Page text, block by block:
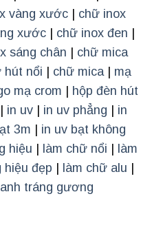
vàng xước | chữ inox
xước | chữ inox đen |
sáng chân | chữ mica
hút nổi | chữ mica | mạ
mạ crom | hộp đèn hút
| in uv | in uv phẳng | in
3m | in uv bạt không
hiệu | làm chữ nổi | làm
hiệu đẹp | làm chữ alu |
tráng gương